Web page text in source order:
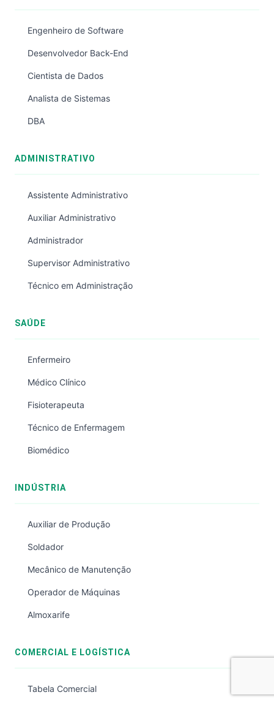
Engenheiro de Software
Desenvolvedor Back-End
Cientista de Dados
Analista de Sistemas
DBA
ADMINISTRATIVO
Assistente Administrativo
Auxiliar Administrativo
Administrador
Supervisor Administrativo
Técnico em Administração
SAÚDE
Enfermeiro
Médico Clínico
Fisioterapeuta
Técnico de Enfermagem
Biomédico
INDÚSTRIA
Auxiliar de Produção
Soldador
Mecânico de Manutenção
Operador de Máquinas
Almoxarife
COMERCIAL E LOGÍSTICA
Tabela Comercial